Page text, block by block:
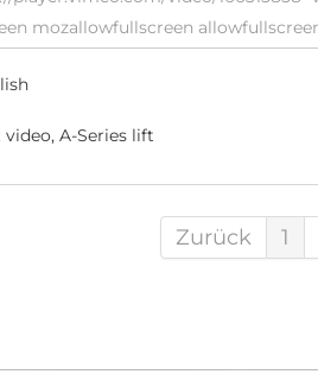
A-Series lift
Zurück 1